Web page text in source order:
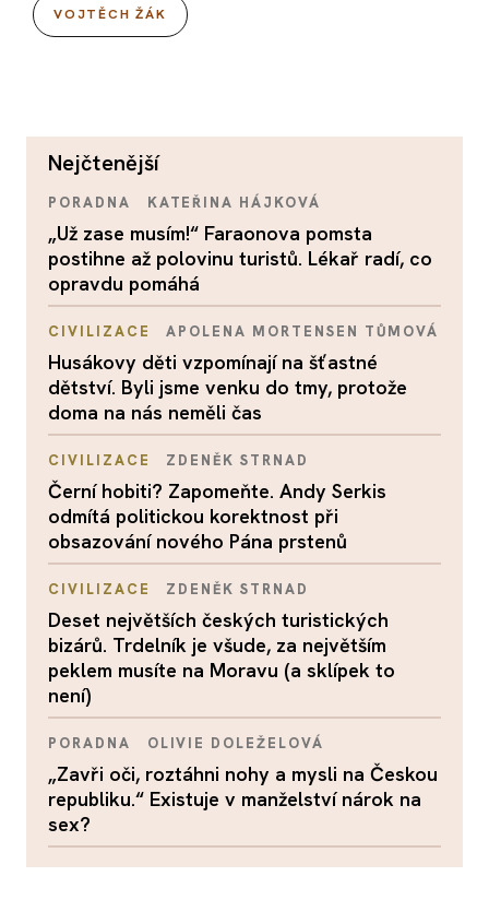
VOJTĚCH ŽÁK
nejčtenější
PORADNA KATEŘINA HÁJKOVÁ
„Už zase musím!“ Faraonova pomsta
postihne až polovinu turistů. Lékař radí, co
opravdu pomáhá
CIVILIZACE APOLENA MORTENSEN TŮMOVÁ
Husákovy děti vzpomínají na šťastné
dětství. Byli jsme venku do tmy, protože
doma na nás neměli čas
CIVILIZACE ZDENĚK STRNAD
Černí hobiti? Zapomeňte. Andy Serkis
odmítá politickou korektnost při
obsazování nového Pána prstenů
CIVILIZACE ZDENĚK STRNAD
Deset největších českých turistických
bizárů. Trdelník je všude, za největším
peklem musíte na Moravu (a sklípek to
není)
PORADNA OLIVIE DOLEŽELOVÁ
„Zavři oči, roztáhni nohy a mysli na Českou
republiku.“ Existuje v manželství nárok na
sex?